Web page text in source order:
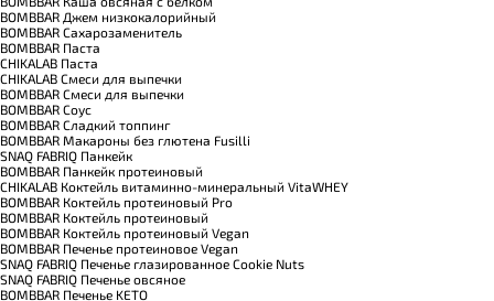
BOMBBAR Джем низкокалорийный
BOMBBAR Сахарозаменитель
BOMBBAR Паста
CHIKALAB Паста
CHIKALAB Смеси для выпечки
BOMBBAR Смеси для выпечки
BOMBBAR Соус
BOMBBAR Сладкий топпинг
BOMBBAR Макароны без глютена Fusilli
SNAQ FABRIQ Панкейк
BOMBBAR Панкейк протеиновый
CHIKALAB Коктейль витаминно-минеральный VitaWHEY
BOMBBAR Коктейль протеиновый Pro
BOMBBAR Коктейль протеиновый
BOMBBAR Коктейль протеиновый Vegan
BOMBBAR Печенье протеиновое Vegan
SNAQ FABRIQ Печенье глазированное Cookie Nuts
SNAQ FABRIQ Печенье овсяное
BOMBBAR Печенье KETO